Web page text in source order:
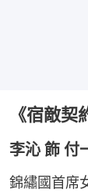
《宿敵契
李沁 飾 付
錦繡國首席